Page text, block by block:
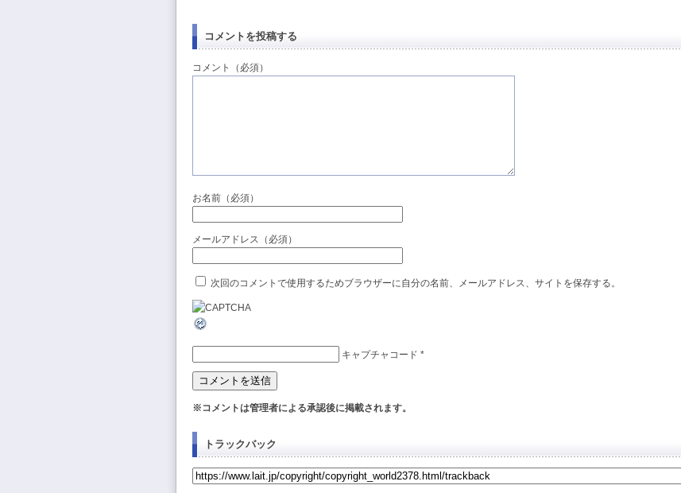
コメントを投稿する
コメント（必須）
お名前（必須）
メールアドレス（必須）
次回のコメントで使用するためブラウザーに自分の名前、メールアドレス、サイトを保存する。
キャプチャコード *
※コメントは管理者による承認後に掲載されます。
トラックバック